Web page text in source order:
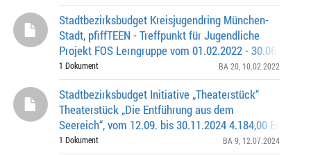
Stadtbezirksbudget Kreisjugendring München-
Stadt, pfiffTEEN - Treffpunkt für Jugendliche
Projekt FOS Lerngruppe vom 01.02.2022 - 30.06.2022
Euro, Az.: 0262.0-20-0316
1 Dokument BA 20 , 10.02.2022
Stadtbezirksbudget Initiative „Theaterstück“
Theaterstück „Die Entführung aus dem
Seereich“, vom 12.09. bis 30.11.2024 4.184,00 Euro;
9-0773
1 Dokument BA 9 , 12.07.2024